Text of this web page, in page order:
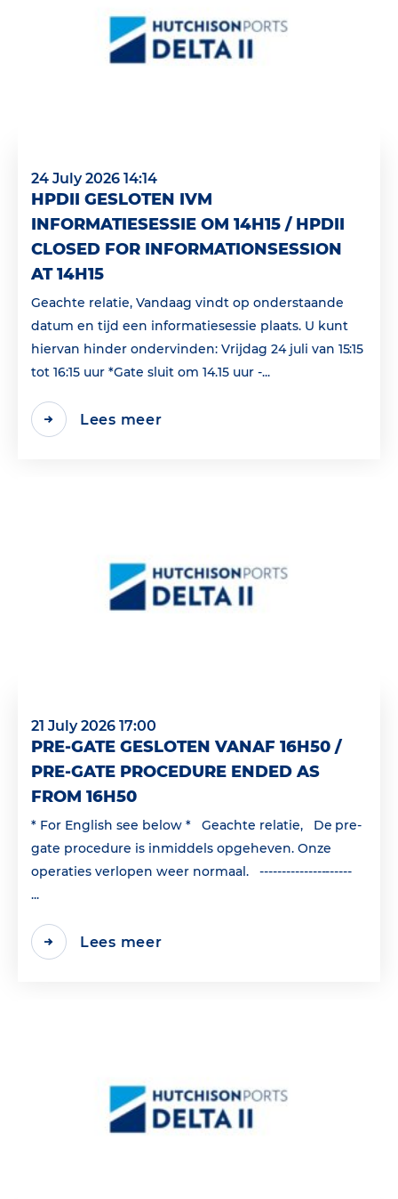
24 July 2026 14:14
HPDII GESLOTEN IVM
INFORMATIESESSIE OM 14H15 / HPDII
CLOSED FOR INFORMATIONSESSION
AT 14H15
Geachte relatie, Vandaag vindt op onderstaande
datum en tijd een informatiesessie plaats. U kunt
hiervan hinder ondervinden: Vrijdag 24 juli van 15:15
tot 16:15 uur *Gate sluit om 14.15 uur -...
Lees meer
21 July 2026 17:00
PRE-GATE GESLOTEN VANAF 16H50 /
PRE-GATE PROCEDURE ENDED AS
FROM 16H50
* For English see below * Geachte relatie, De pre-
gate procedure is inmiddels opgeheven. Onze
operaties verlopen weer normaal. ---------------------
...
Lees meer